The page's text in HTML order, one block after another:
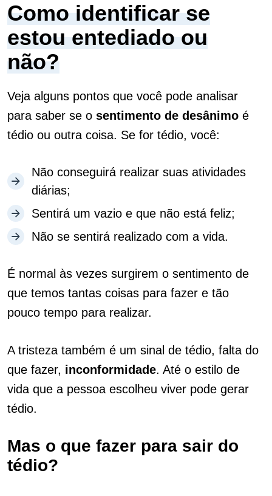
Como identificar se
estou entediado ou
não?
Veja alguns pontos que você pode analisar
para saber se o sentimento de desânimo é
tédio ou outra coisa. Se for tédio, você:
Não conseguirá realizar suas atividades
diárias;
Sentirá um vazio e que não está feliz;
Não se sentirá realizado com a vida.
É normal às vezes surgirem o sentimento de
que temos tantas coisas para fazer e tão
pouco tempo para realizar.
A tristeza também é um sinal de tédio, falta do
que fazer, inconformidade. Até o estilo de
vida que a pessoa escolheu viver pode gerar
tédio.
Mas o que fazer para sair do
tédio?